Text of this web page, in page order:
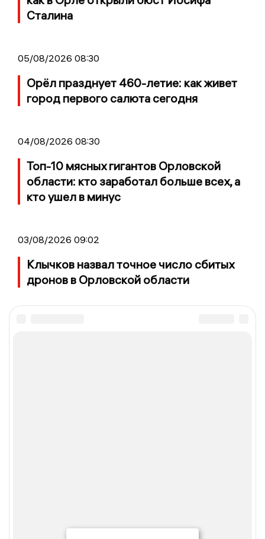
Сталина
05/08/2026 08:30
Орёл празднует 460-летие: как живет
город первого салюта сегодня
04/08/2026 08:30
Топ-10 мясных гигантов Орловской
области: кто заработал больше всех, а
кто ушел в минус
03/08/2026 09:02
Клычков назвал точное число сбитых
дронов в Орловской области